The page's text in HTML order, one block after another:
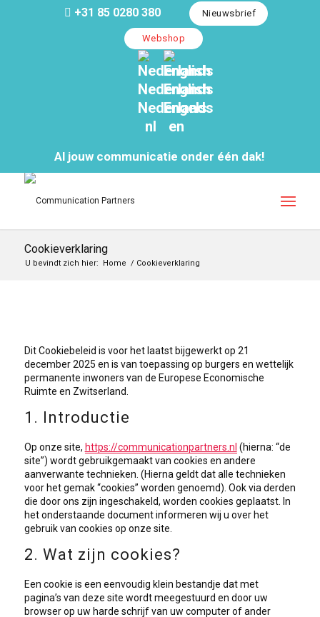
+31 85 0280 380 Nieuwsbrief
Webshop
Nederlands
Nederlands
nl
English
Engels
en
Al jouw communicatie onder één dak!
Cookieverklaring
U bevindt zich hier: Home / Cookieverklaring
Dit Cookiebeleid is voor het laatst bijgewerkt op 21
december 2025 en is van toepassing op burgers en wettelijk
permanente inwoners van de Europese Economische
Ruimte en Zwitserland.
1. Introductie
Op onze site, https://communicationpartners.nl (hierna: “de
site”) wordt gebruikgemaakt van cookies en andere
aanverwante technieken. (Hierna geldt dat alle technieken
voor het gemak “cookies” worden genoemd). Ook via derden
die door ons zijn ingeschakeld, worden cookies geplaatst. In
het onderstaande document informeren wij u over het
gebruik van cookies op onze site.
2. Wat zijn cookies?
Een cookie is een eenvoudig klein bestandje dat met
pagina’s van deze site wordt meegestuurd en door uw
browser op uw harde schrijf van uw computer of ander